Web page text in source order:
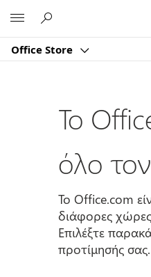
Office Store
Το
όλο
Το Office.com
διάφορες
Επιλέξτε
προτίμησής σας.